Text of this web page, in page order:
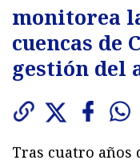
monitorea
cuencas de
gestión del
Tras cuatro años